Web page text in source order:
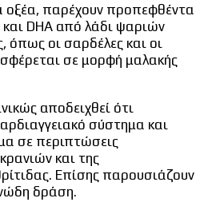
οξέα, παρέχουν προπεφθέντα
DHA από λάδι ψαριών
όπως οι σαρδέλες και οι
σε μορφή μαλακής
αποδειχθεί ότι
σύστημα και
σε περιπτώσεις
και της
Επίσης παρουσιάζουν
δράση.